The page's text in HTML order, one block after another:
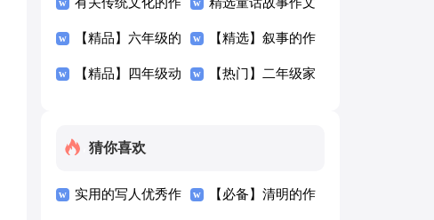
七篇
文300字集合五篇 300字合集8篇
【精品】六年级的
作文300字锦集五
【精选】叙事的作
文300字汇编五篇
【精品】四年级动
10篇
【热门】二年级家
猜你喜欢
实用的写人优秀作 【必备】清明的作